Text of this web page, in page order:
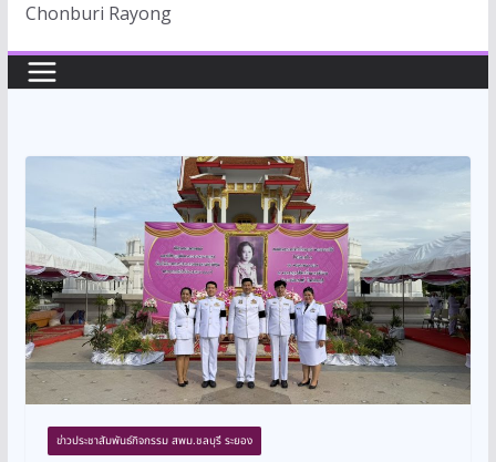
Chonburi Rayong
ข่าวประชาสัมพันธ์กิจกรรม สพม.ชลบุรี ระยอง